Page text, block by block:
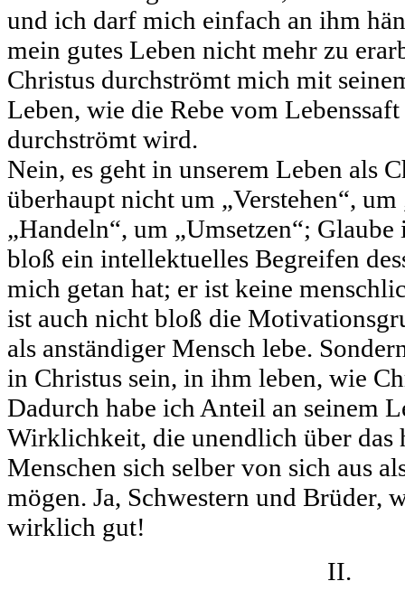
und ich darf mich einfach an ihm
mein gutes Leben nicht mehr zu
Christus durchströmt mich mit
Leben, wie die Rebe vom Lebenssaft
durchströmt wird.
Nein, es geht in unserem Leben als
überhaupt nicht um „Verstehen“,
„Handeln“, um „Umsetzen“;
bloß ein intellektuelles Begreifen
mich getan hat; er ist keine
ist auch nicht bloß die
als anständiger Mensch lebe.
in Christus sein, in ihm leben, wie
Dadurch habe ich Anteil an seinem
Wirklichkeit, die unendlich über das
Menschen sich selber von sich aus
mögen. Ja, Schwestern und Brüder,
wirklich gut!
II.